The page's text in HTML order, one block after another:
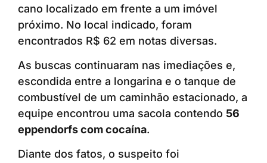
cano localizado em frente a um imóvel
próximo. No local indicado, foram
encontrados R$ 62 em notas diversas.
As buscas continuaram nas imediações e,
escondida entre a longarina e o tanque de
combustível de um caminhão estacionado, a
equipe encontrou uma sacola contendo 56
eppendorfs com cocaína.
Diante dos fatos, o suspeito foi